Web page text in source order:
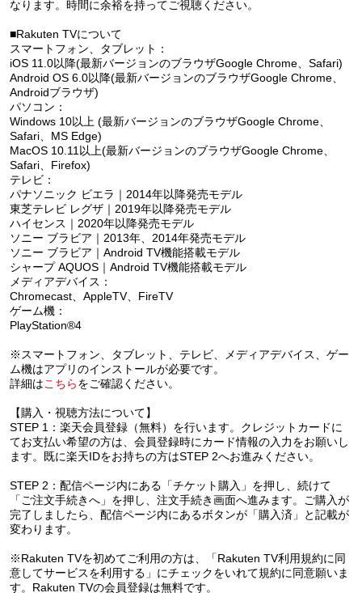
なります。時間に余裕を持ってご視聴ください。
■Rakuten TVについて
スマートフォン、タブレット：
iOS 11.0以降(最新バージョンのブラウザGoogle Chrome、Safari)
Android OS 6.0以降(最新バージョンのブラウザGoogle Chrome、
Androidブラウザ)
パソコン：
Windows 10以上 (最新バージョンのブラウザGoogle Chrome、
Safari、MS Edge)
MacOS 10.11以上(最新バージョンのブラウザGoogle Chrome、
Safari、Firefox)
テレビ：
パナソニック ビエラ｜2014年以降発売モデル
東芝テレビ レグザ｜2019年以降発売モデル
ハイセンス｜2020年以降発売モデル
ソニー ブラビア｜2013年、2014年発売モデル
ソニー ブラビア｜Android TV機能搭載モデル
シャープ AQUOS｜Android TV機能搭載モデル
メディアデバイス：
Chromecast、AppleTV、FireTV
ゲーム機：
PlayStation®4
※スマートフォン、タブレット、テレビ、メディアデバイス、ゲー
ム機はアプリのインストールが必要です。
詳細はこちらをご確認ください。
【購入・視聴方法について】
STEP 1：楽天会員登録（無料）を行います。クレジットカードに
てお支払い希望の方は、会員登録時にカード情報の入力をお願いし
ます。既に楽天IDをお持ちの方はSTEP 2へお進みください。
STEP 2：配信ページ内にある「チケット購入」を押し、続けて
「ご注文手続きへ」を押し、注文手続き画面へ進みます。ご購入が
完了しましたら、配信ページ内にあるボタンが「購入済」と記載が
変わります。
※Rakuten TVを初めてご利用の方は、「Rakuten TV利用規約に同
意してサービスを利用する」にチェックをいれて規約に同意願いま
す。Rakuten TVの会員登録は無料です。